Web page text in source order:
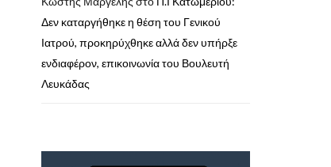
Δεν καταργήθηκε η θέση του Γενικού
Ιατρού, προκηρύχθηκε αλλά δεν υπήρξε
ενδιαφέρον, επικοινωνία του Βουλευτή
Λευκάδας